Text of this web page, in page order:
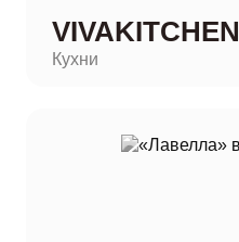
VIVAKITCHEN
Кухни